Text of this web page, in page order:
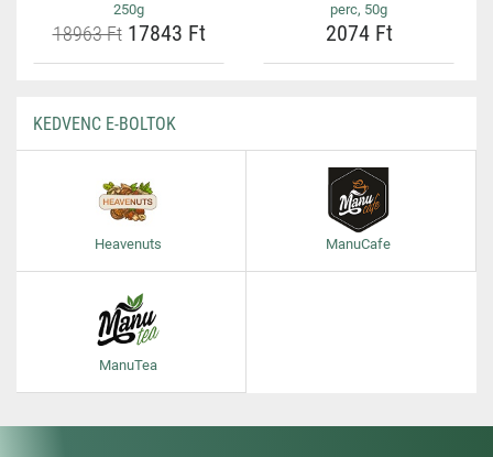
250g
18963 Ft17843 Ft
perc, 50g
2074 Ft
KEDVENC E-BOLTOK
Heavenuts ManuCafe
ManuTea